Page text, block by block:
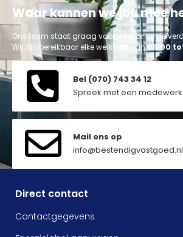
Waar kunnen we jou mee
Ons team staat graag voor je klaar om je
Wij zijn bereikbaar elke werkdag van09:00
Bel (070) 743 34 12
Spreek met een
Mail ons op
info@bestendigvastgoed.nl
Direct contact
Contactgegevens